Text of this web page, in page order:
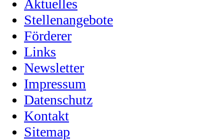
Aktuelles
Stellenangebote
Förderer
Links
Newsletter
Impressum
Datenschutz
Kontakt
Sitemap